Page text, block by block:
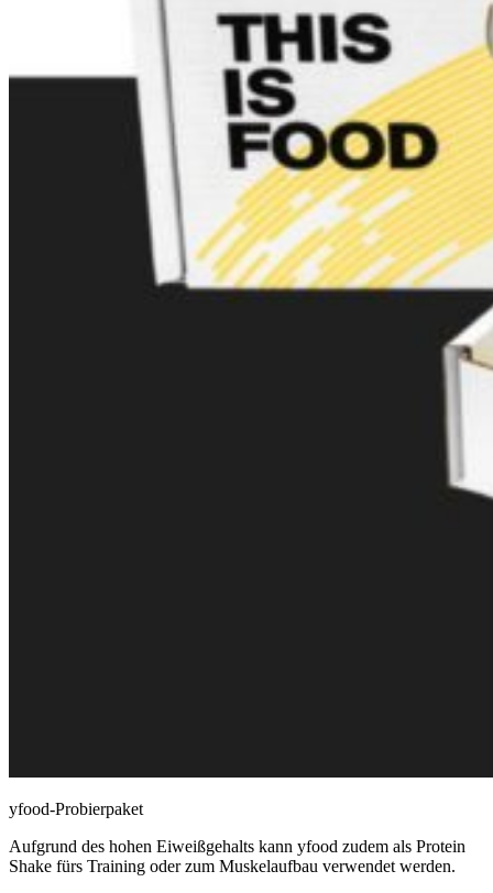
yfood-Probierpaket
Aufgrund des hohen Eiweißgehalts kann yfood zudem als Protein
Shake fürs Training oder zum Muskelaufbau verwendet werden.